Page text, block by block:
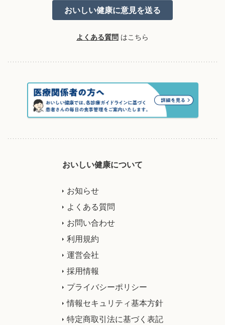
よくある質問 はこちら
おいしい健康について
お知らせ
よくある質問
お問い合わせ
利用規約
運営会社
採用情報
プライバシーポリシー
情報セキュリティ基本方針
特定商取引法に基づく表記